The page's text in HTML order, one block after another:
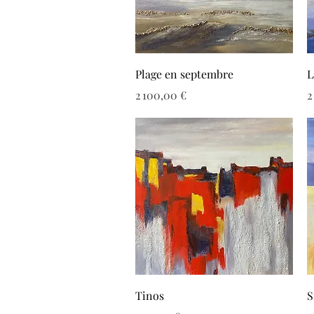
Aperçu rapide
Plage en septembre
Prix
2 100,00 €
Tinos